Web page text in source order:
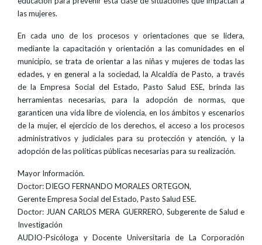
las mujeres.
En cada uno de los procesos y orientaciones que se lidera,
mediante la capacitación y orientación a las comunidades en el
municipio, se trata de orientar a las niñas y mujeres de todas las
edades, y en general a la sociedad, la Alcaldía de Pasto, a través
de la Empresa Social del Estado, Pasto Salud ESE, brinda las
herramientas necesarias, para la adopción de normas, que
garanticen una vida libre de violencia, en los ámbitos y escenarios
de la mujer, el ejercicio de los derechos, el acceso a los procesos
administrativos y judiciales para su protección y atención, y la
adopción de las políticas públicas necesarias para su realización.
Mayor Información.
Doctor: DIEGO FERNANDO MORALES ORTEGON,
Gerente Empresa Social del Estado, Pasto Salud ESE.
Doctor: JUAN CARLOS MERA GUERRERO, Subgerente de Salud e
Investigación
AUDIO-Psicóloga y Docente Universitaria de La Corporación